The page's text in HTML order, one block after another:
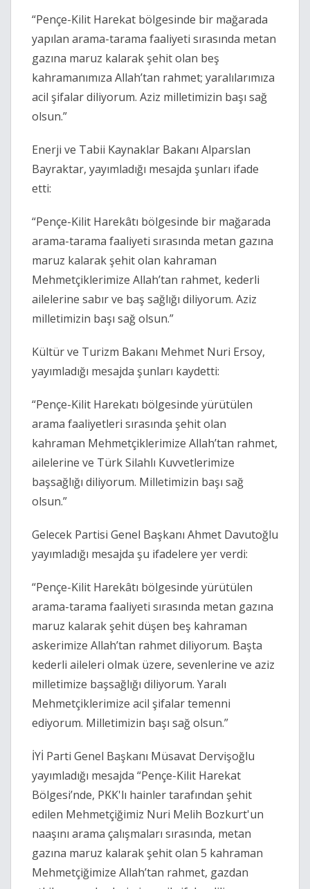
“Pençe-Kilit Harekat bölgesinde bir mağarada
yapılan arama-tarama faaliyeti sırasında metan
gazına maruz kalarak şehit olan beş
kahramanımıza Allah’tan rahmet; yaralılarımıza
acil şifalar diliyorum. Aziz milletimizin başı sağ
olsun.”
Enerji ve Tabii Kaynaklar Bakanı Alparslan
Bayraktar, yayımladığı mesajda şunları ifade
etti:
“Pençe-Kilit Harekâtı bölgesinde bir mağarada
arama-tarama faaliyeti sırasında metan gazına
maruz kalarak şehit olan kahraman
Mehmetçiklerimize Allah’tan rahmet, kederli
ailelerine sabır ve baş sağlığı diliyorum. Aziz
milletimizin başı sağ olsun.”
Kültür ve Turizm Bakanı Mehmet Nuri Ersoy,
yayımladığı mesajda şunları kaydetti:
“Pençe-Kilit Harekatı bölgesinde yürütülen
arama faaliyetleri sırasında şehit olan
kahraman Mehmetçiklerimize Allah’tan rahmet,
ailelerine ve Türk Silahlı Kuvvetlerimize
başsağlığı diliyorum. Milletimizin başı sağ
olsun.”
Gelecek Partisi Genel Başkanı Ahmet Davutoğlu
yayımladığı mesajda şu ifadelere yer verdi:
“Pençe-Kilit Harekâtı bölgesinde yürütülen
arama-tarama faaliyeti sırasında metan gazına
maruz kalarak şehit düşen beş kahraman
askerimize Allah’tan rahmet diliyorum. Başta
kederli aileleri olmak üzere, sevenlerine ve aziz
milletimize başsağlığı diliyorum. Yaralı
Mehmetçiklerimize acil şifalar temenni
ediyorum. Milletimizin başı sağ olsun.”
İYİ Parti Genel Başkanı Müsavat Dervişoğlu
yayımladığı mesajda “Pençe-Kilit Harekat
Bölgesi’nde, PKK'lı hainler tarafından şehit
edilen Mehmetçiğimiz Nuri Melih Bozkurt'un
naaşını arama çalışmaları sırasında, metan
gazına maruz kalarak şehit olan 5 kahraman
Mehmetçiğimize Allah’tan rahmet, gazdan